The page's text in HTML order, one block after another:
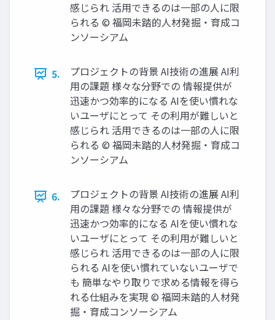
感じられ 活用できるのは一部の人に限
られる © 福岡未踏的人材発掘・育成コ
ンソーシアム
5.
プロジェクトの背景 AI技術の進展 AI利
用の課題 様々な分野での 情報提供が
迅速かつ効率的になる AIを使い慣れな
いユーザにとって その利用が難しいと
感じられ 活用できるのは一部の人に限
られる © 福岡未踏的人材発掘・育成コ
ンソーシアム
6.
プロジェクトの背景 AI技術の進展 AI利
用の課題 様々な分野での 情報提供が
迅速かつ効率的になる AIを使い慣れな
いユーザにとって その利用が難しいと
感じられ 活用できるのは一部の人に限
られる AIを使い慣れていないユーザで
も 簡単なやり取りで求める情報を得ら
れる仕組みを実現 © 福岡未踏的人材発
掘・育成コンソーシアム